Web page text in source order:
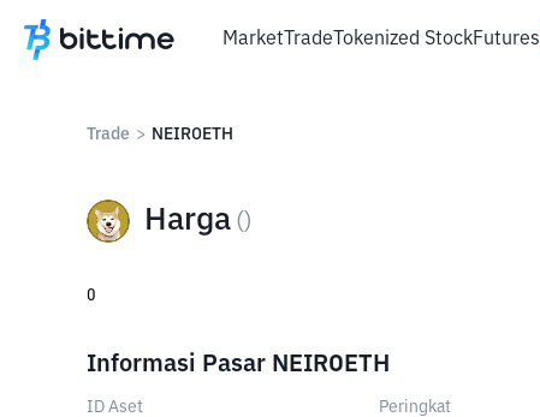
MarketTradeTokenized StockFutures
Trade > NEIROETH
Harga ( )
0
Informasi Pasar NEIROETH
ID Aset Peringkat